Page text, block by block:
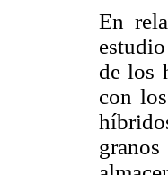
En
de los
con